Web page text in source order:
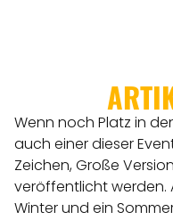
Wenn noch Platz in
auch einer dieser
Zeichen, Große
veröffentlicht werden.
Winter und ein